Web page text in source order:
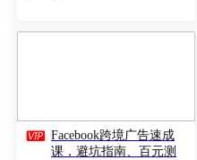
 Facebook跨境广告速成
课，避坑指南、百元测